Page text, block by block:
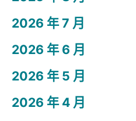
2026 年 7 月
2026 年 6 月
2026 年 5 月
2026 年 4 月